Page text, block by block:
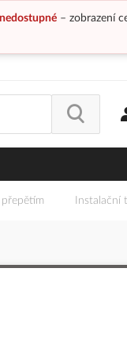
– zobrazení
Instalační